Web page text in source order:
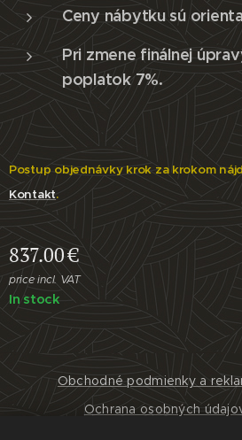
Ceny nábytku sú
Pri zmene finálnej
poplatok 7%.
Postup objednávky krok za krokom
Kontakt.
837.00€
price incl. VAT
In stock
Obchodné podmienky a
Ochrana osobných